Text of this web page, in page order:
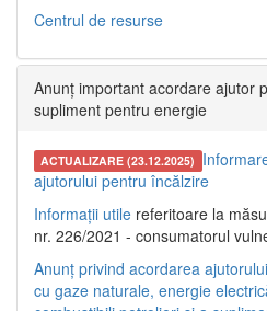
Centrul de resurse
Anunț important acordare ajutor
supliment pentru energie
ACTUALIZARE (23.12.2025)
ajutorului pentru încălzire
Informații utile referitoare la
nr. 226/2021 - consumatorul
Anunț privind acordarea
cu gaze naturale, energie